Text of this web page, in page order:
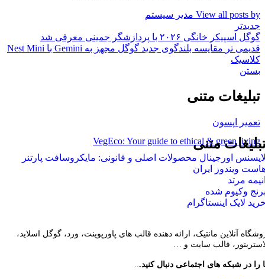
View all posts by مدیر سیستم
جدیدتر
گوگل اسپیکر خانگی ۲۰۲۶ با پردازشگر جمینی معرفی شد
قدیمی تر
مقایسه بلندگوی جدید گوگل مجهز به Gemini با Nest Mini
کلاسیک
بستن
تبلیغات متنی
تعمیر اپسون
VegEco: Your guide to ethical & green living
متنی
اورجینال محصولات اصلی و قانونی: مایکروسافت پارتنر
ویندوز ایران
مرتد
وکیوم شده
لایک اینستاگرام
آنلاین مانتیک، ارائه دهنده قالب های پاورپوینت، ورد، گوگل اسلاید،
قالب سایت و …
را در شبکه های اجتماعی دنبال کنید...